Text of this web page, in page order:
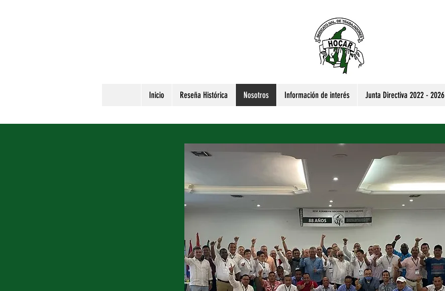
Inicio Reseña Histórica Nosotros Información de interés Junta Directiva 2022 - 2026